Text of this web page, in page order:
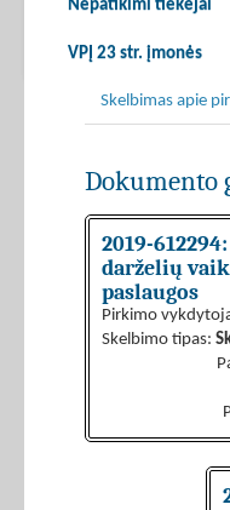
Nepatikimi tiekėjai
VPĮ 23 str. įmonės
Skelbimas apie
Dokumento
2019-
darželių
paslaugos
Pirkimo
Skelbimo tipas: